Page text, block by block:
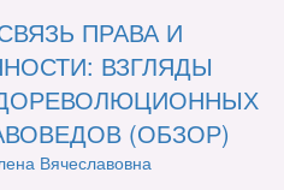
ПРАВА И
ВЗГЛЯДЫ
(ОБЗОР)
Вячеславовна